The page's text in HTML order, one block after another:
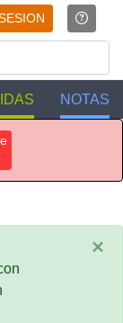
NOTAS
×